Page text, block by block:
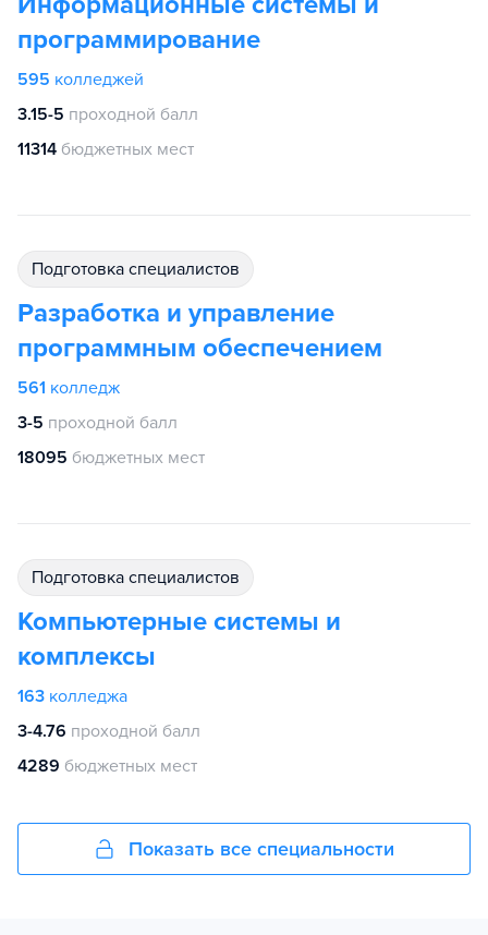
программирование
595 колледжей
3.15-5 проходной балл
11314 бюджетных мест
подготовка специалистов
Разработка и управление
программным обеспечением
561 колледж
3-5 проходной балл
18095 бюджетных мест
подготовка специалистов
Компьютерные системы и
комплексы
163 колледжа
3-4.76 проходной балл
4289 бюджетных мест
Показать все специальности